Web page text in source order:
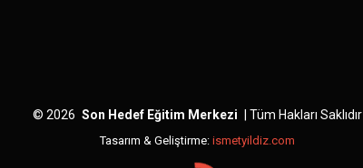
© 2026 Son Hedef Eğitim Merkezi Tüm Hakları Saklıdır
Tasarım & Geliştirme: ismetyildiz.com